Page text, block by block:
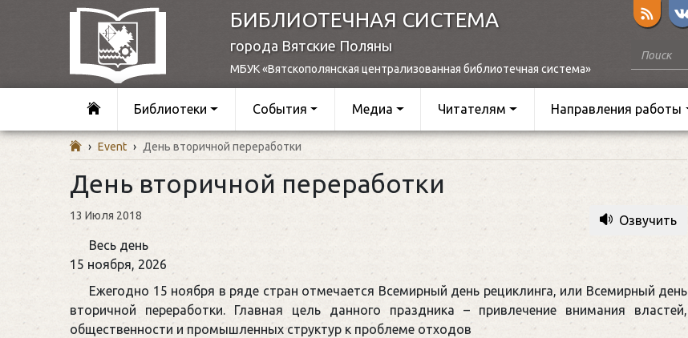
БИБЛИОТЕЧНАЯ СИСТЕМА
города Вятские Поляны
МБУК «Вятскополянская централизованная библиотечная система»
Библиотеки События Медиа Читателям Направления работы
› Event › День вторичной переработки
День вторичной переработки
13 Июля 2018
Озвучить
День
вторичной
переработки
Весь день
15 ноября, 2026
Ежегодно 15 ноября в ряде стран отмечается Всемирный день рециклинга, или Всемирный день
вторичной переработки. Главная цель данного праздника – привлечение внимания властей,
общественности и промышленных структур к проблеме отходов